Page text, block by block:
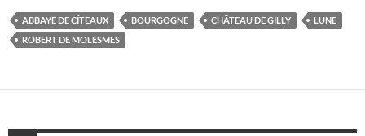
ABBAYE DE CÎTEAUX BOURGOGNE CHÂTEAU DE GILLY
LUNE
ROBERT DE MOLESMES